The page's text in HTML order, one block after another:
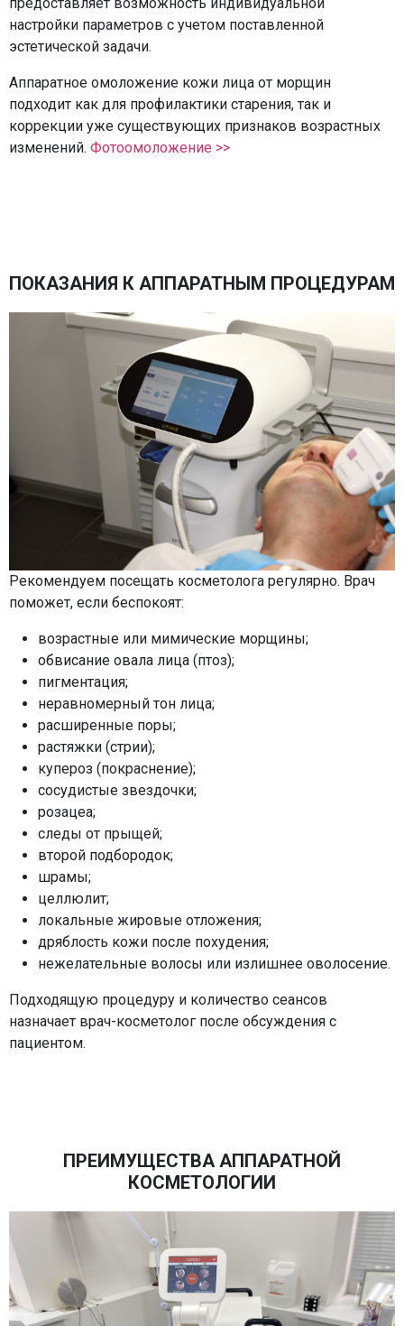
настройки параметров с учетом поставленной
эстетической задачи.
Аппаратное омоложение кожи лица от морщин
подходит как для профилактики старения, так и
коррекции уже существующих признаков возрастных
изменений. Фотоомоложение >>
ПОКАЗАНИЯ К АППАРАТНЫМ ПРОЦЕДУРАМ
Рекомендуем посещать косметолога регулярно. Врач
поможет, если беспокоят:
возрастные или мимические морщины;
обвисание овала лица (птоз);
пигментация;
неравномерный тон лица;
расширенные поры;
растяжки (стрии);
купероз (покраснение);
сосудистые звездочки;
розацеа;
следы от прыщей;
второй подбородок;
шрамы;
целлюлит;
локальные жировые отложения;
дряблость кожи после похудения;
нежелательные волосы или излишнее оволосение.
Подходящую процедуру и количество сеансов
назначает врач-косметолог после обсуждения с
пациентом.
ПРЕИМУЩЕСТВА АППАРАТНОЙ
КОСМЕТОЛОГИИ